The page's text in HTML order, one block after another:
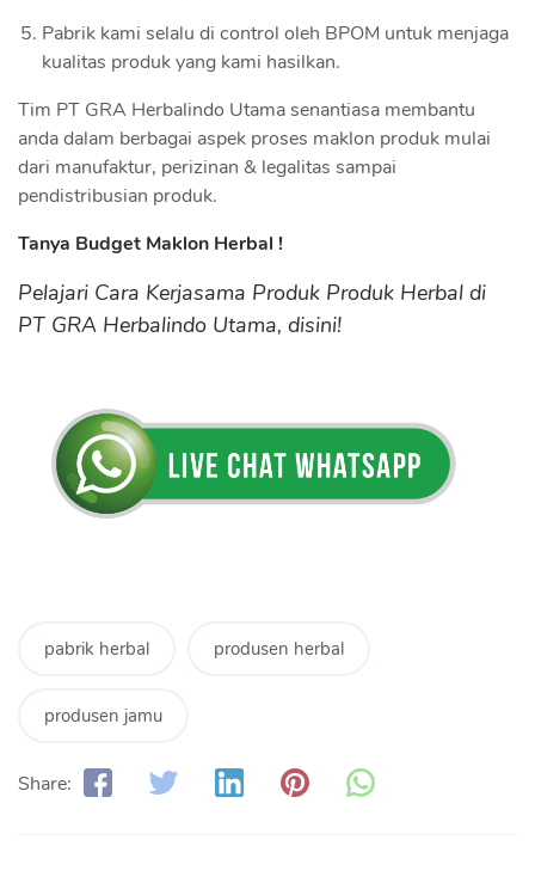
Pabrik kami selalu di control oleh BPOM untuk menjaga
kualitas produk yang kami hasilkan.
Tim PT GRA Herbalindo Utama senantiasa membantu
anda dalam berbagai aspek proses maklon produk mulai
dari manufaktur, perizinan & legalitas sampai
pendistribusian produk.
Tanya Budget Maklon Herbal !
Pelajari Cara Kerjasama Produk Produk Herbal di
PT GRA Herbalindo Utama, disini!
pabrik herbal produsen herbal
produsen jamu
Share: